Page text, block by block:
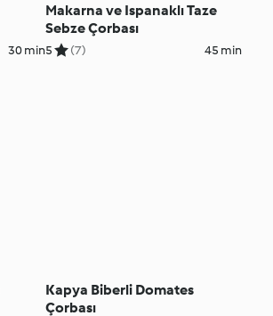
30 min
Makarna ve Ispanaklı Taze
Sebze Çorbası
5 (7) 45 min
Kapya Biberli Domates
Çorbası